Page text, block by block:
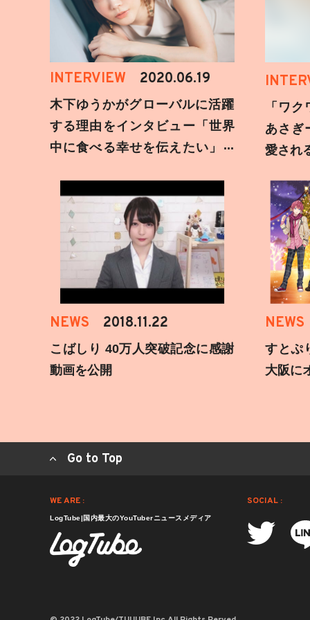
INTERVIEW 2020.06.19
木下ゆうかがグローバルに活躍
する理由をインタビュー「世界
中に食べる幸せを伝えたい」新
「ワ
あさぎ
愛され
NEWS 2018.11.22
こばしり 40万人突破記念に感謝
動画を公開
NEWS
すとぷ
大阪に
Go to Top
WE ARE :
LogTube|国内最大のYouTuberニュースメディア
SOCIAL :